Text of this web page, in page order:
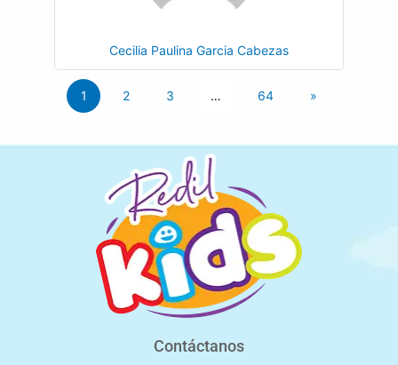
Cecilia Paulina Garcia Cabezas
1 2 3 … 64 »
Contáctanos